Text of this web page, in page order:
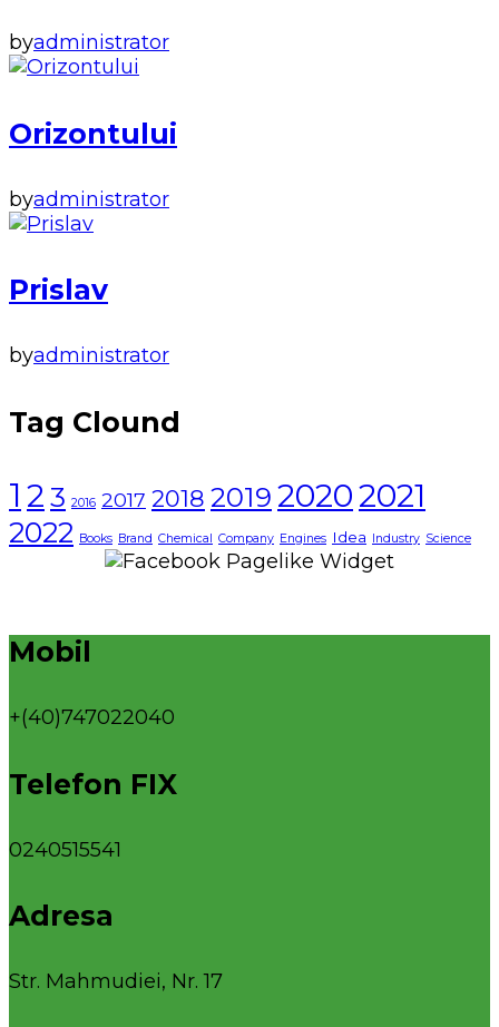
byadministrator
Orizontului
byadministrator
Prislav
byadministrator
Tag Clound
1 2 3 2016 2017 2018 2019 20202021
2022 Books Brand Chemical Company Engines Idea Industry Science
Mobil
+(40)747022040
Telefon FIX
0240515541
Adresa
Str. Mahmudiei, Nr. 17